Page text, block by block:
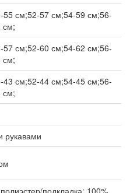
55 см;52-57 см;54-59 см;56-
см;
57 см;52-60 см;54-62 см;56-
см;
43 см;52-44 см;54-45 см;56-
см;
рукавами